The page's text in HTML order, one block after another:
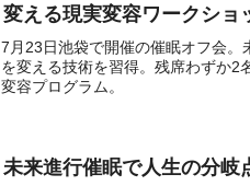
変える現実変容ワークショ
7月23日池袋で開催の催眠オフ会
を変える技術を習得。残席わずか2
変容プログラム。
未来進行催眠で人生の分岐